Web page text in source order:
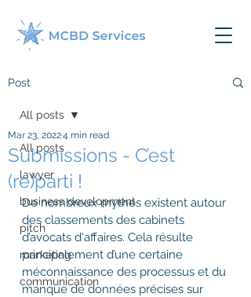
Post
All posts
lawyer
business development
pitch
marketing
communication
All posts
Submissions - C’est
(re)parti !
Mar 23, 20224 min read
De nombreux mythes existent autour
des classements des cabinets
d’avocats d'affaires. Cela résulte
principalement d’une certaine
méconnaissance des processus et du
manque de données précises sur